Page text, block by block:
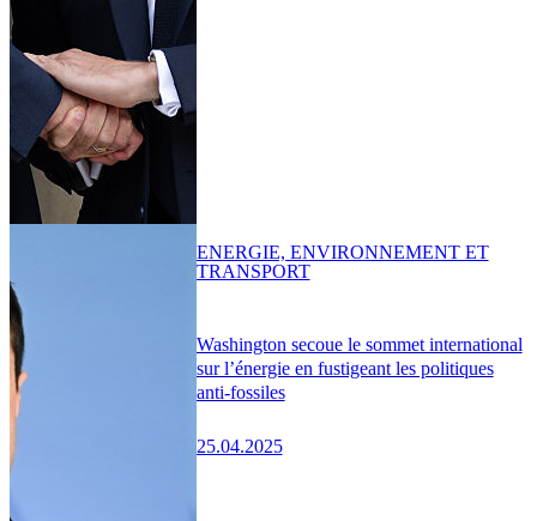
Washington secoue le sommet international
sur l’énergie en fustigeant les politiques
anti-fossiles
25.04.2025
ENERGIE, ENVIRONNEMENT ET
TRANSPORT